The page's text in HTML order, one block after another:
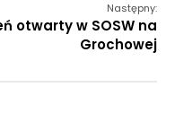
Następny:
otwarty w SOSW na
Grochowej